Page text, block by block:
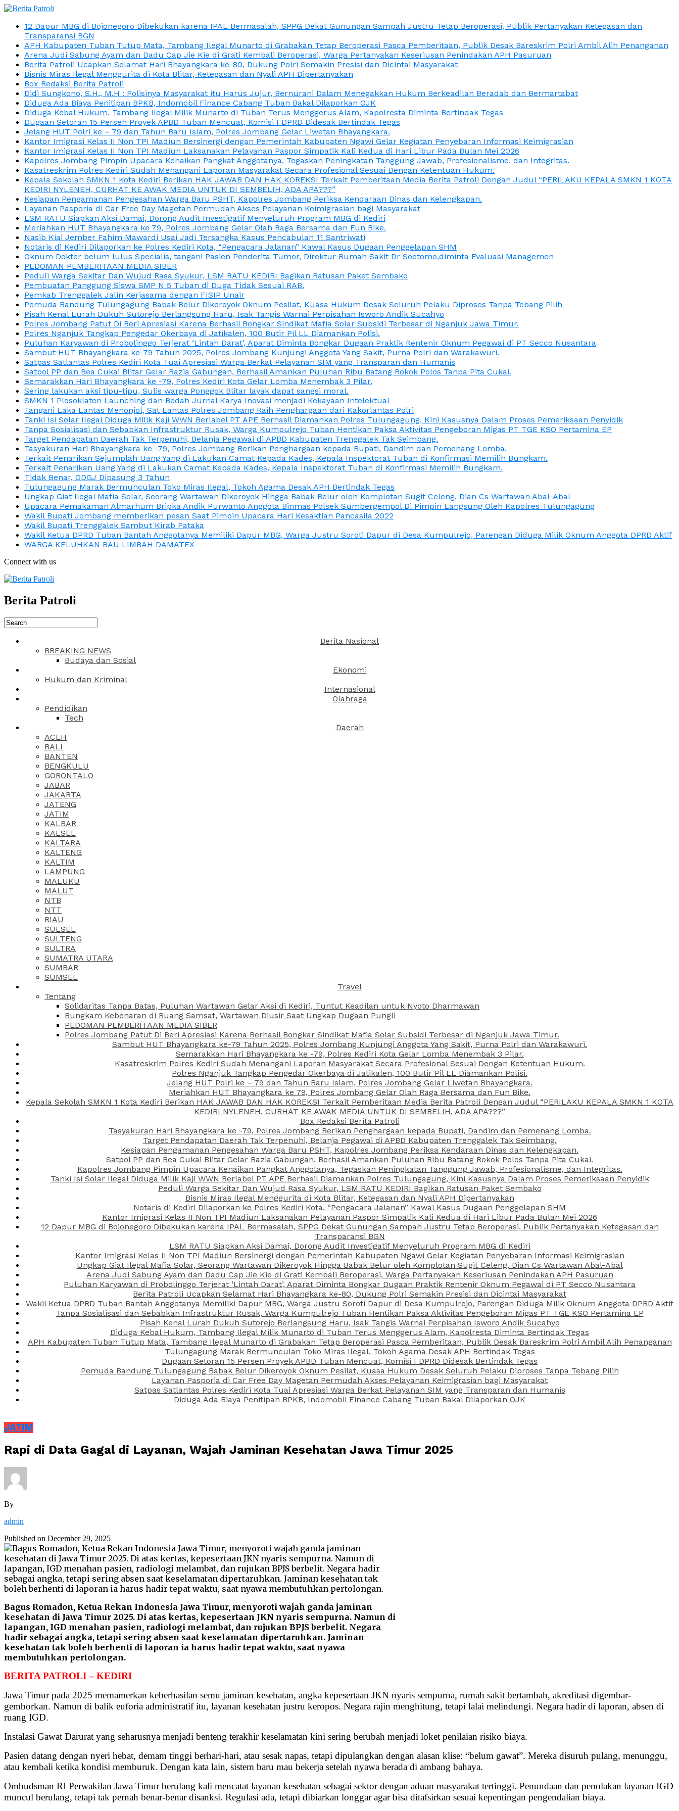
12 Dapur MBG di Bojonegoro Dibekukan karena IPAL Bermasalah, SPPG Dekat Gunungan Sampah Justru Tetap Beroperasi, Publik Pertanyakan Ketegasan dan
Transparansi BGN
APH Kabupaten Tuban Tutup Mata, Tambang Ilegal Munarto di Grabakan Tetap Beroperasi Pasca Pemberitaan, Publik Desak Bareskrim Polri Ambil Alih Penanganan
Arena Judi Sabung Ayam dan Dadu Cap Jie Kie di Grati Kembali Beroperasi, Warga Pertanyakan Keseriusan Penindakan APH Pasuruan
Berita Patroli Ucapkan Selamat Hari Bhayangkara ke-80, Dukung Polri Semakin Presisi dan Dicintai Masyarakat
Bisnis Miras Ilegal Menggurita di Kota Blitar, Ketegasan dan Nyali APH Dipertanyakan
Box Redaksi Berita Patroli
Didi Sungkono, S.H., M.H : Polisinya Masyarakat itu Harus Jujur, Bernurani Dalam Menegakkan Hukum Berkeadilan Beradab dan Bermartabat
Diduga Ada Biaya Penitipan BPKB, Indomobil Finance Cabang Tuban Bakal Dilaporkan OJK
Diduga Kebal Hukum, Tambang Ilegal Milik Munarto di Tuban Terus Menggerus Alam, Kapolresta Diminta Bertindak Tegas
Dugaan Setoran 15 Persen Proyek APBD Tuban Mencuat, Komisi I DPRD Didesak Bertindak Tegas
Jelang HUT Polri ke – 79 dan Tahun Baru Islam, Polres Jombang Gelar Liwetan Bhayangkara.
Kantor Imigrasi Kelas II Non TPI Madiun Bersinergi dengan Pemerintah Kabupaten Ngawi Gelar Kegiatan Penyebaran Informasi Keimigrasian
Kantor Imigrasi Kelas II Non TPI Madiun Laksanakan Pelayanan Paspor Simpatik Kali Kedua di Hari Libur Pada Bulan Mei 2026
Kapolres Jombang Pimpin Upacara Kenaikan Pangkat Anggotanya, Tegaskan Peningkatan Tanggung Jawab, Profesionalisme, dan Integritas.
Kasatreskrim Polres Kediri Sudah Menangani Laporan Masyarakat Secara Profesional Sesuai Dengan Ketentuan Hukum.
Kepala Sekolah SMKN 1 Kota Kediri Berikan HAK JAWAB DAN HAK KOREKSI Terkait Pemberitaan Media Berita Patroli Dengan Judul “PERILAKU KEPALA SMKN 1 KOTA
KEDIRI NYLENEH, CURHAT KE AWAK MEDIA UNTUK DI SEMBELIH, ADA APA???”
Kesiapan Pengamanan Pengesahan Warga Baru PSHT, Kapolres Jombang Periksa Kendaraan Dinas dan Kelengkapan.
Layanan Pasporia di Car Free Day Magetan Permudah Akses Pelayanan Keimigrasian bagi Masyarakat
LSM RATU Siapkan Aksi Damai, Dorong Audit Investigatif Menyeluruh Program MBG di Kediri
Meriahkan HUT Bhayangkara ke 79, Polres Jombang Gelar Olah Raga Bersama dan Fun Bike.
Nasib Kiai Jember Fahim Mawardi Usai Jadi Tersangka Kasus Pencabulan 11 Santriwati
Notaris di Kediri Dilaporkan ke Polres Kediri Kota, “Pengacara Jalanan” Kawal Kasus Dugaan Penggelapan SHM
Oknum Dokter belum lulus Specialis, tangani Pasien Penderita Tumor, Direktur Rumah Sakit Dr Soetomo,diminta Evaluasi Managemen
PEDOMAN PEMBERITAAN MEDIA SIBER
Peduli Warga Sekitar Dan Wujud Rasa Syukur, LSM RATU KEDIRI Bagikan Ratusan Paket Sembako
Pembuatan Panggung Siswa SMP N 5 Tuban di Duga Tidak Sesuai RAB.
Pemkab Trenggalek Jalin Kerjasama dengan FISIP Unair
Pemuda Bandung Tulungagung Babak Belur Dikeroyok Oknum Pesilat, Kuasa Hukum Desak Seluruh Pelaku Diproses Tanpa Tebang Pilih
Pisah Kenal Lurah Dukuh Sutorejo Berlangsung Haru, Isak Tangis Warnai Perpisahan Isworo Andik Sucahyo
Polres Jombang Patut Di Beri Apresiasi Karena Berhasil Bongkar Sindikat Mafia Solar Subsidi Terbesar di Nganjuk Jawa Timur.
Polres Nganjuk Tangkap Pengedar Okerbaya di Jatikalen, 100 Butir Pil LL Diamankan Polisi.
Puluhan Karyawan di Probolinggo Terjerat ‘Lintah Darat’, Aparat Diminta Bongkar Dugaan Praktik Rentenir Oknum Pegawai di PT Secco Nusantara
Sambut HUT Bhayangkara ke-79 Tahun 2025, Polres Jombang Kunjungi Anggota Yang Sakit, Purna Polri dan Warakawuri.
Satpas Satlantas Polres Kediri Kota Tuai Apresiasi Warga Berkat Pelayanan SIM yang Transparan dan Humanis
Satpol PP dan Bea Cukai Blitar Gelar Razia Gabungan, Berhasil Amankan Puluhan Ribu Batang Rokok Polos Tanpa Pita Cukai.
Semarakkan Hari Bhayangkara ke -79, Polres Kediri Kota Gelar Lomba Menembak 3 Pilar.
Sering lakukan aksi tipu-tipu, Sulis warga Ponggok Blitar layak dapat sangsi moral.
SMKN 1 Plosoklaten Launching dan Bedah Jurnal Karya Inovasi menjadi Kekayaan Intelektual
Tangani Laka Lantas Menonjol, Sat Lantas Polres Jombang Raih Penghargaan dari Kakorlantas Polri
Tanki Isi Solar Ilegal Diduga Milik Kaji WWN Berlabel PT APE Berhasil Diamankan Polres Tulungagung, Kini Kasusnya Dalam Proses Pemeriksaan Penyidik
Tanpa Sosialisasi dan Sebabkan Infrastruktur Rusak, Warga Kumpulrejo Tuban Hentikan Paksa Aktivitas Pengeboran Migas PT TGE KSO Pertamina EP
Target Pendapatan Daerah Tak Terpenuhi, Belanja Pegawai di APBD Kabupaten Trenggalek Tak Seimbang.
Tasyakuran Hari Bhayangkara ke -79, Polres Jombang Berikan Penghargaan kepada Bupati, Dandim dan Pemenang Lomba.
Terkait Penarikan Sejumplah Uang Yang di Lakukan Camat Kepada Kades, Kepala Inspektorat Tuban di Konfirmasi Memilih Bungkam.
Terkait Penarikan Uang Yang di Lakukan Camat Kepada Kades, Kepala Inspektorat Tuban di Konfirmasi Memilih Bungkam.
Tidak Benar, ODGJ Dipasung 3 Tahun
Tulungagung Marak Bermunculan Toko Miras Ilegal, Tokoh Agama Desak APH Bertindak Tegas
Ungkap Giat Ilegal Mafia Solar, Seorang Wartawan Dikeroyok Hingga Babak Belur oleh Komplotan Sugit Celeng, Dian Cs Wartawan Abal-Abal
Upacara Pemakaman Almarhum Bripka Andik Purwanto Anggota Binmas Polsek Sumbergempol Di Pimpin Langsung Oleh Kapolres Tulungagung
Wakil Bupati Jombang memberikan pesan Saat Pimpin Upacara Hari Kesaktian Pancasila 2022
Wakil Bupati Trenggalek Sambut Kirab Pataka
Wakil Ketua DPRD Tuban Bantah Anggotanya Memiliki Dapur MBG, Warga Justru Soroti Dapur di Desa Kumpulrejo, Parengan Diduga Milik Oknum Anggota DPRD Aktif
WARGA KELUHKAN BAU LIMBAH DAMATEX
Connect with us
Berita Patroli
Berita Nasional
BREAKING NEWS
Budaya dan Sosial
Ekonomi
Hukum dan Kriminal
Internasional
Olahraga
Pendidikan
Tech
Daerah
ACEH
BALI
BANTEN
BENGKULU
GORONTALO
JABAR
JAKARTA
JATENG
JATIM
KALBAR
KALSEL
KALTARA
KALTENG
KALTIM
LAMPUNG
MALUKU
MALUT
NTB
NTT
RIAU
SULSEL
SULTENG
SULTRA
SUMATRA UTARA
SUMBAR
SUMSEL
Travel
Tentang
Solidaritas Tanpa Batas, Puluhan Wartawan Gelar Aksi di Kediri, Tuntut Keadilan untuk Nyoto Dharmawan
Bungkam Kebenaran di Ruang Samsat, Wartawan Diusir Saat Ungkap Dugaan Pungli
PEDOMAN PEMBERITAAN MEDIA SIBER
Polres Jombang Patut Di Beri Apresiasi Karena Berhasil Bongkar Sindikat Mafia Solar Subsidi Terbesar di Nganjuk Jawa Timur.
Sambut HUT Bhayangkara ke-79 Tahun 2025, Polres Jombang Kunjungi Anggota Yang Sakit, Purna Polri dan Warakawuri.
Semarakkan Hari Bhayangkara ke -79, Polres Kediri Kota Gelar Lomba Menembak 3 Pilar.
Kasatreskrim Polres Kediri Sudah Menangani Laporan Masyarakat Secara Profesional Sesuai Dengan Ketentuan Hukum.
Polres Nganjuk Tangkap Pengedar Okerbaya di Jatikalen, 100 Butir Pil LL Diamankan Polisi.
Jelang HUT Polri ke – 79 dan Tahun Baru Islam, Polres Jombang Gelar Liwetan Bhayangkara.
Meriahkan HUT Bhayangkara ke 79, Polres Jombang Gelar Olah Raga Bersama dan Fun Bike.
Kepala Sekolah SMKN 1 Kota Kediri Berikan HAK JAWAB DAN HAK KOREKSI Terkait Pemberitaan Media Berita Patroli Dengan Judul “PERILAKU KEPALA SMKN 1 KOTA
KEDIRI NYLENEH, CURHAT KE AWAK MEDIA UNTUK DI SEMBELIH, ADA APA???”
Box Redaksi Berita Patroli
Tasyakuran Hari Bhayangkara ke -79, Polres Jombang Berikan Penghargaan kepada Bupati, Dandim dan Pemenang Lomba.
Target Pendapatan Daerah Tak Terpenuhi, Belanja Pegawai di APBD Kabupaten Trenggalek Tak Seimbang.
Kesiapan Pengamanan Pengesahan Warga Baru PSHT, Kapolres Jombang Periksa Kendaraan Dinas dan Kelengkapan.
Satpol PP dan Bea Cukai Blitar Gelar Razia Gabungan, Berhasil Amankan Puluhan Ribu Batang Rokok Polos Tanpa Pita Cukai.
Kapolres Jombang Pimpin Upacara Kenaikan Pangkat Anggotanya, Tegaskan Peningkatan Tanggung Jawab, Profesionalisme, dan Integritas.
Tanki Isi Solar Ilegal Diduga Milik Kaji WWN Berlabel PT APE Berhasil Diamankan Polres Tulungagung, Kini Kasusnya Dalam Proses Pemeriksaan Penyidik
Peduli Warga Sekitar Dan Wujud Rasa Syukur, LSM RATU KEDIRI Bagikan Ratusan Paket Sembako
Bisnis Miras Ilegal Menggurita di Kota Blitar, Ketegasan dan Nyali APH Dipertanyakan
Notaris di Kediri Dilaporkan ke Polres Kediri Kota, “Pengacara Jalanan” Kawal Kasus Dugaan Penggelapan SHM
Kantor Imigrasi Kelas II Non TPI Madiun Laksanakan Pelayanan Paspor Simpatik Kali Kedua di Hari Libur Pada Bulan Mei 2026
12 Dapur MBG di Bojonegoro Dibekukan karena IPAL Bermasalah, SPPG Dekat Gunungan Sampah Justru Tetap Beroperasi, Publik Pertanyakan Ketegasan dan
Transparansi BGN
LSM RATU Siapkan Aksi Damai, Dorong Audit Investigatif Menyeluruh Program MBG di Kediri
Kantor Imigrasi Kelas II Non TPI Madiun Bersinergi dengan Pemerintah Kabupaten Ngawi Gelar Kegiatan Penyebaran Informasi Keimigrasian
Ungkap Giat Ilegal Mafia Solar, Seorang Wartawan Dikeroyok Hingga Babak Belur oleh Komplotan Sugit Celeng, Dian Cs Wartawan Abal-Abal
Arena Judi Sabung Ayam dan Dadu Cap Jie Kie di Grati Kembali Beroperasi, Warga Pertanyakan Keseriusan Penindakan APH Pasuruan
Puluhan Karyawan di Probolinggo Terjerat ‘Lintah Darat’, Aparat Diminta Bongkar Dugaan Praktik Rentenir Oknum Pegawai di PT Secco Nusantara
Berita Patroli Ucapkan Selamat Hari Bhayangkara ke-80, Dukung Polri Semakin Presisi dan Dicintai Masyarakat
Wakil Ketua DPRD Tuban Bantah Anggotanya Memiliki Dapur MBG, Warga Justru Soroti Dapur di Desa Kumpulrejo, Parengan Diduga Milik Oknum Anggota DPRD Aktif
Tanpa Sosialisasi dan Sebabkan Infrastruktur Rusak, Warga Kumpulrejo Tuban Hentikan Paksa Aktivitas Pengeboran Migas PT TGE KSO Pertamina EP
Pisah Kenal Lurah Dukuh Sutorejo Berlangsung Haru, Isak Tangis Warnai Perpisahan Isworo Andik Sucahyo
Diduga Kebal Hukum, Tambang Ilegal Milik Munarto di Tuban Terus Menggerus Alam, Kapolresta Diminta Bertindak Tegas
APH Kabupaten Tuban Tutup Mata, Tambang Ilegal Munarto di Grabakan Tetap Beroperasi Pasca Pemberitaan, Publik Desak Bareskrim Polri Ambil Alih Penanganan
Tulungagung Marak Bermunculan Toko Miras Ilegal, Tokoh Agama Desak APH Bertindak Tegas
Dugaan Setoran 15 Persen Proyek APBD Tuban Mencuat, Komisi I DPRD Didesak Bertindak Tegas
Pemuda Bandung Tulungagung Babak Belur Dikeroyok Oknum Pesilat, Kuasa Hukum Desak Seluruh Pelaku Diproses Tanpa Tebang Pilih
Layanan Pasporia di Car Free Day Magetan Permudah Akses Pelayanan Keimigrasian bagi Masyarakat
Satpas Satlantas Polres Kediri Kota Tuai Apresiasi Warga Berkat Pelayanan SIM yang Transparan dan Humanis
Diduga Ada Biaya Penitipan BPKB, Indomobil Finance Cabang Tuban Bakal Dilaporkan OJK
JATIM
Rapi di Data Gagal di Layanan, Wajah Jaminan Kesehatan Jawa Timur 2025
By
admin
Published on December 29, 2025
Bagus Romadon, Ketua Rekan Indonesia Jawa Timur, menyoroti wajah ganda jaminan
kesehatan di Jawa Timur 2025. Di atas kertas, kepesertaan JKN nyaris sempurna. Namun di
lapangan, IGD menahan pasien, radiologi melambat, dan rujukan BPJS berbelit. Negara
hadir sebagai angka, tetapi sering absen saat keselamatan dipertaruhkan. Jaminan
kesehatan tak boleh berhenti di laporan ia harus hadir tepat waktu, saat nyawa
membutuhkan pertolongan.
BERITA PATROLI – KEDIRI
Jawa Timur pada 2025 memamerkan keberhasilan semu jaminan kesehatan, angka kepesertaan JKN nyaris sempurna, rumah sakit bertambah, akreditasi digembar-
gemborkan. Namun di balik euforia administratif itu, layanan kesehatan justru keropos. Negara rajin menghitung, tetapi lalai melindungi. Negara hadir di laporan, absen di
ruang IGD.
Instalasi Gawat Darurat yang seharusnya menjadi benteng terakhir keselamatan kini sering berubah menjadi loket penilaian risiko biaya.
Pasien datang dengan nyeri hebat, demam tinggi berhari-hari, atau sesak napas, tetapi dipulangkan dengan alasan klise: “belum gawat”. Mereka disuruh pulang, menunggu,
atau kembali ketika kondisi memburuk. Dengan kata lain, sistem baru mau bekerja setelah nyawa berada di ambang bahaya.
Ombudsman RI Perwakilan Jawa Timur berulang kali mencatat layanan kesehatan sebagai sektor dengan aduan masyarakat tertinggi. Penundaan dan penolakan layanan IGD
muncul berulang, tetapi tak pernah benar-benar disanksi. Regulasi ada, tetapi dibiarkan longgar agar bisa ditafsirkan sesuai kepentingan pengendalian biaya.